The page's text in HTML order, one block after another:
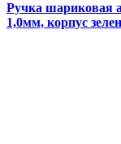
Ручка шариковая
1,0мм, корпус